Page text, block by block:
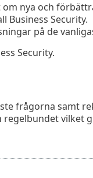
nya och
Business Security.
på de
Security.
frågorna samt
regelbundet